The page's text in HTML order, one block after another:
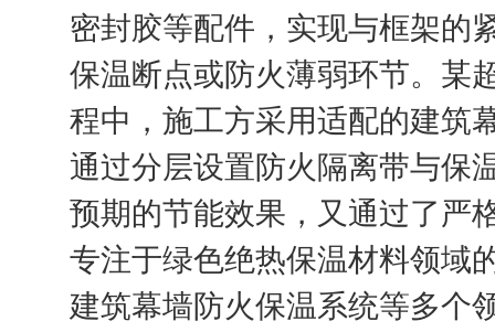
密封胶等配件，实现与框架的
保温断点或防火薄弱环节。某
程中，施工方采用适配的建筑
通过分层设置防火隔离带与保
预期的节能效果，又通过了严
专注于绿色绝热保温材料领域
建筑幕墙防火保温系统等多个